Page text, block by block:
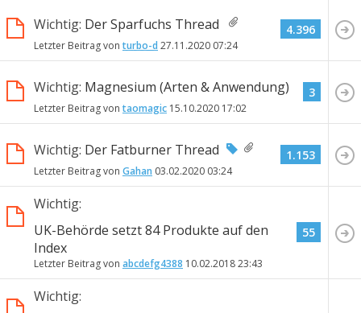
Wichtig: Der Sparfuchs Thread
Letzter Beitrag von turbo-d 27.11.2020 07:24
4.396
Wichtig: Magnesium (Arten & Anwendung)
Letzter Beitrag von taomagic 15.10.2020 17:02
3
Wichtig: Der Fatburner Thread
Letzter Beitrag von Gahan 03.02.2020 03:24
1.153
Wichtig:
UK-Behörde setzt 84 Produkte auf den
Index
Letzter Beitrag von abcdefg4388 10.02.201823:43
55
Wichtig: